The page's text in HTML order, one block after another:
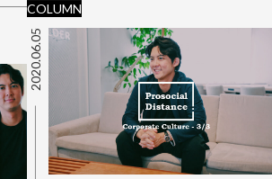
COLUMN
2020.06.05